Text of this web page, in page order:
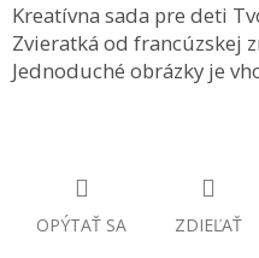
Kreatívna sada pre deti
Zvieratká od francúzskej
Jednoduché obrázky je
OPÝTAŤ SA ZDIEĽAŤ